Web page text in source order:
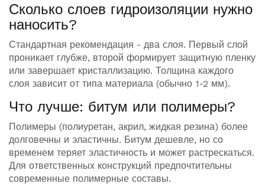
Сколько слоев гидроизоляции нужно
наносить?
Стандартная рекомендация - два слоя. Первый слой
проникает глубже, второй формирует защитную пленку
или завершает кристаллизацию. Толщина каждого
слоя зависит от типа материала (обычно 1-2 мм).
Что лучше: битум или полимеры?
Полимеры (полиуретан, акрил, жидкая резина) более
долговечны и эластичны. Битум дешевле, но со
временем теряет эластичность и может растрескаться.
Для ответственных конструкций предпочтительны
современные полимерные составы.